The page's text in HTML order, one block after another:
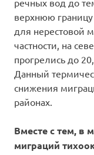
верхнюю
для нерестовой
частности, на
прогрелись до
Данный
снижения
районах.
Вместе с тем, в
миграций